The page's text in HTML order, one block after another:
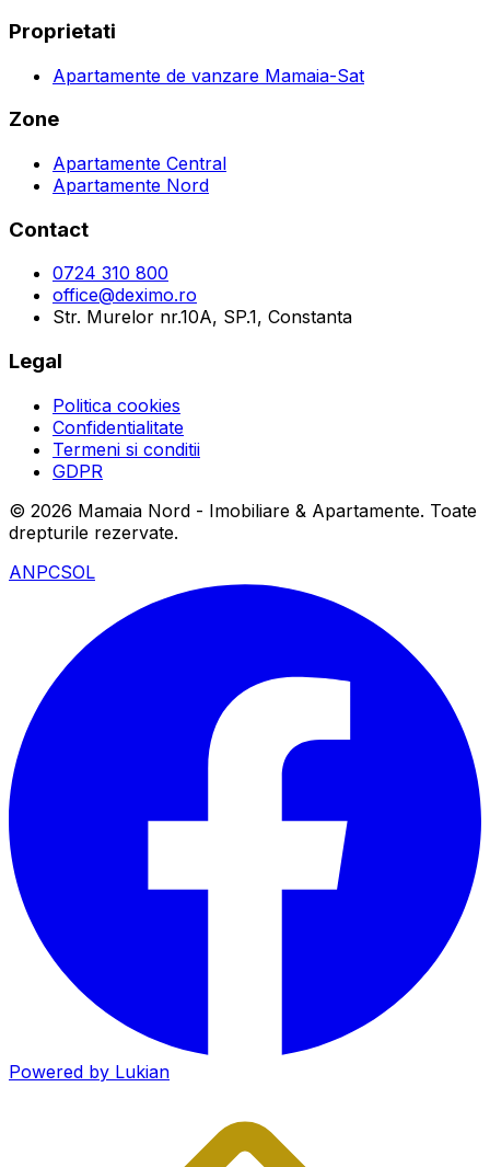
Proprietati
Apartamente de vanzare Mamaia-Sat
Zone
Apartamente Central
Apartamente Nord
Contact
0724 310 800
office@deximo.ro
Str. Murelor nr.10A, SP.1, Constanta
Legal
Politica cookies
Confidentialitate
Termeni si conditii
GDPR
© 2026 Mamaia Nord - Imobiliare & Apartamente. Toate
drepturile rezervate.
ANPCSOL
Powered by Lukian